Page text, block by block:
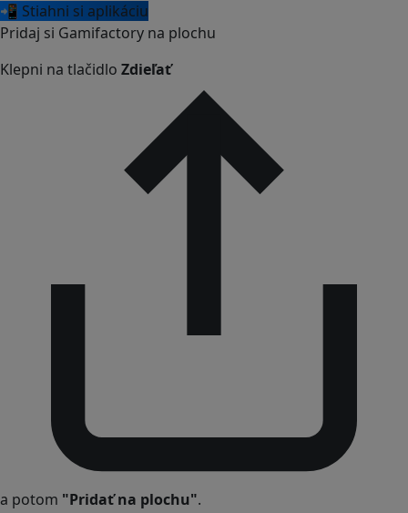
📲 Stiahni si aplikáciu
Pridaj si Gamifactory na plochu
Klepni na tlačidlo Zdieľať
a potom "Pridať na plochu".